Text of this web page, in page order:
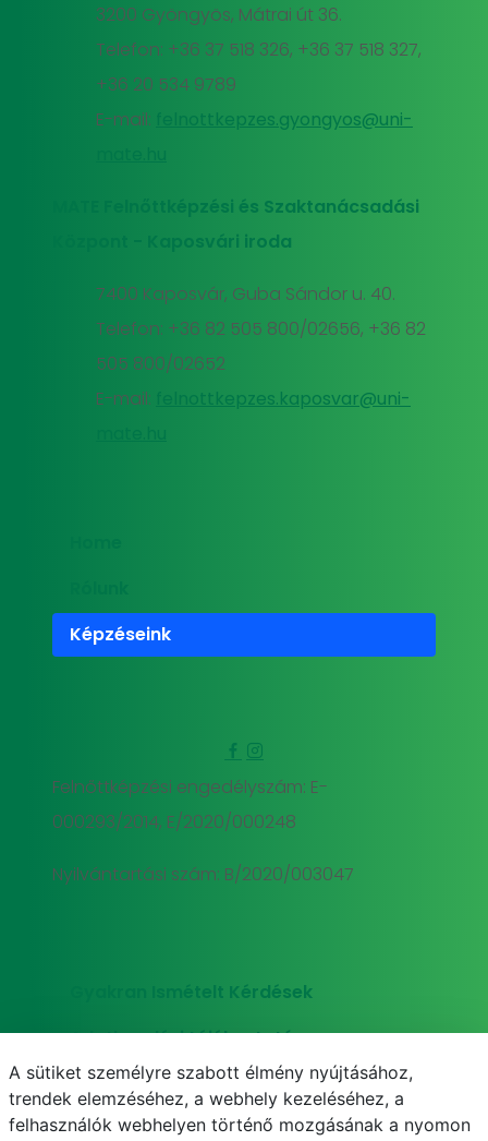
3200 Gyöngyös, Mátrai út 36.
Telefon: +36 37 518 326, +36 37 518 327,
+36 20 534 9789
E-mail:
felnottkepzes.gyongyos@uni-
MATE Felnőttképzési és Szaktanácsadási
Központ - Kaposvári iroda
7400 Kaposvár, Guba Sándor u. 40.
Telefon: +36 82 505 800/02656, +36 82
505 800/02652
E-mail:
felnottkepzes.kaposvar@uni-
Képzéseink
Felnőttképzési engedélyszám: E-
000293/2014, E/2020/000248
Nyilvántartási szám: B/2020/003047
Gyakran Ismételt Kérdések
Adatkezelési tájékoztató
Süti (cookie) tájékoztató
A sütiket személyre szabott élmény nyújtásához,
trendek elemzéséhez, a webhely kezeléséhez, a
felhasználók webhelyen történő mozgásának a nyomon